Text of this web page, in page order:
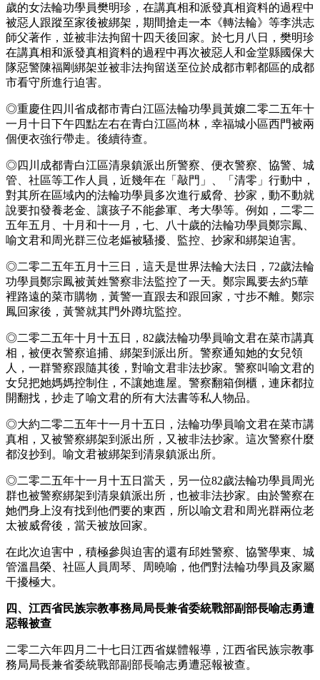
歲的女法輪功學員樊明珍，在講真相和派發真相資料的過程中
被惡人跟蹤至家後被綁架，期間搶走一本《轉法輪》等李洪志
師父著作，並被非法拘留十四天後回家。於七月八日，樊明珍
在講真相和派發真相資料的過程中再次被惡人和金堂縣國保大
隊惡警陳福剛綁架並被非法拘留送至位於成都市郫都區的成都
市看守所進行迫害。
◎重慶住四川省成都市青白江區法輪功學員黃嬢二零二五年十
一月十日下午四點左右在青白江區尚林，幸福城小區西門被兩
個便衣強行帶走。後續待查。
◎四川成都青白江區清泉鎮派出所警察、便衣警察、協警、城
管、社區等工作人員，近幾年在「敲門」、「清零」行動中，
對其所在區域內的法輪功學員多次進行威脅、抄家，動不動就
說要扣發養老金、讓孩子不能參軍、考大學等。例如，二零二
五年五月、十月和十一月，七、八十歲的法輪功學員鄭宗鳳、
喻文君和周光群三位老嫗被騷擾、監控、抄家和綁架迫害。
◎二零二五年五月十三日，這天是世界法輪大法日，72歲法輪
功學員鄭宗鳳被黃姓警察非法監控了一天。鄭宗鳳要去約5華
裡路遠的菜市購物，黃警一直跟去和跟回家，寸步不離。鄭宗
鳳回家後，黃警就其門外蹲坑監控。
◎二零二五年十月十五日，82歲法輪功學員喻文君在菜市講真
相，被便衣警察追捕、綁架到派出所。警察通知她的女兒領
人，一群警察跟隨其後，對喻文君非法抄家。警察叫喻文君的
女兒把她媽媽控制住，不讓她進屋。警察翻箱倒櫃，連床都拉
開翻找，抄走了喻文君的所有大法書等私人物品。
◎大約二零二五年十一月十五日，法輪功學員喻文君在菜市講
真相，又被警察綁架到派出所，又被非法抄家。這次警察什麼
都沒抄到。喻文君被綁架到清泉鎮派出所。
◎二零二五年十一月十五日當天，另一位82歲法輪功學員周光
群也被警察綁架到清泉鎮派出所，也被非法抄家。由於警察在
她們身上沒有找到他們要的東西，所以喻文君和周光群兩位老
太被威脅後，當天被放回家。
在此次迫害中，積極參與迫害的還有邱姓警察、協警學東、城
管溫昌榮、社區人員周琴、周曉喻，他們對法輪功學員及家屬
干擾極大。
四、江西省民族宗教事務局局長兼省委統戰部副部長喻志勇遭
惡報被查
二零二六年四月二十七日江西省媒體報導，江西省民族宗教事
務局局長兼省委統戰部副部長喻志勇遭惡報被查。